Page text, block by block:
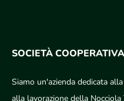
SOCIETÀ
Siamo un'azienda dedicata
alla lavorazione della Nocciola